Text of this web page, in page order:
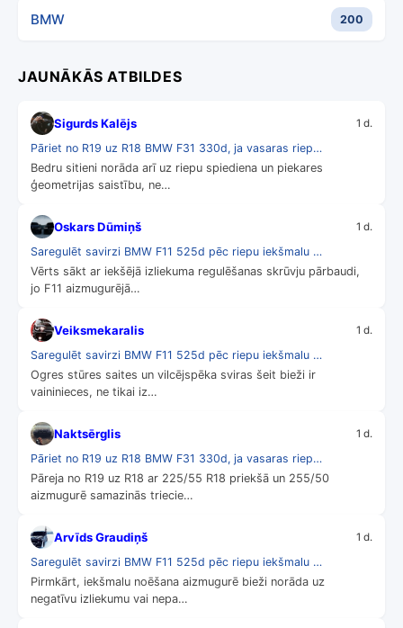
BMW 200
JAUNĀKĀS ATBILDES
Sigurds Kalējs 1 d.
Pāriet no R19 uz R18 BMW F31 330d, ja vasaras riep…
Bedru sitieni norāda arī uz riepu spiediena un piekares
ģeometrijas saistību, ne…
Oskars Dūmiņš 1 d.
Saregulēt savirzi BMW F11 525d pēc riepu iekšmalu …
Vērts sākt ar iekšējā izliekuma regulēšanas skrūvju pārbaudi,
jo F11 aizmugurējā…
Veiksmekaralis 1 d.
Saregulēt savirzi BMW F11 525d pēc riepu iekšmalu …
Ogres stūres saites un vilcējspēka sviras šeit bieži ir
vaininieces, ne tikai iz…
Naktsērglis 1 d.
Pāriet no R19 uz R18 BMW F31 330d, ja vasaras riep…
Pāreja no R19 uz R18 ar 225/55 R18 priekšā un 255/50
aizmugurē samazinās triecie…
Arvīds Graudiņš 1 d.
Saregulēt savirzi BMW F11 525d pēc riepu iekšmalu …
Pirmkārt, iekšmalu noēšana aizmugurē bieži norāda uz
negatīvu izliekumu vai nepa…